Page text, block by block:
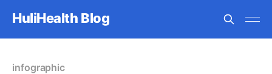
HuliHealth Blog
infographic